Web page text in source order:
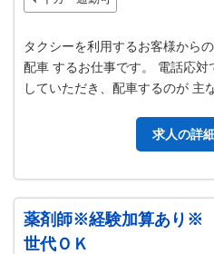
タクシーを利用するお客様から
配車 するお仕事です。 電話応
していただき、配車するのが 主
求人の詳
薬剤師※経験加算あり※
世代ＯＫ